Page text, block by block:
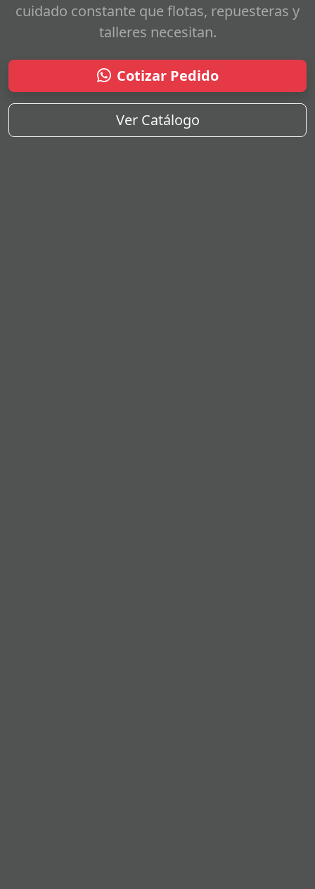
cuidado constante que flotas, repuesteras y
talleres necesitan.
Cotizar Pedido
Ver Catálogo